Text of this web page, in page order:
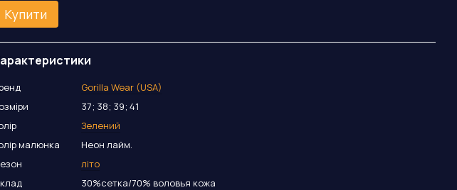
Купити
Gorilla Wear (USA)
37; 38; 39; 41
Зелений
малюнка
Неон лайм.
літо
30%сетка/70% воловья кожа